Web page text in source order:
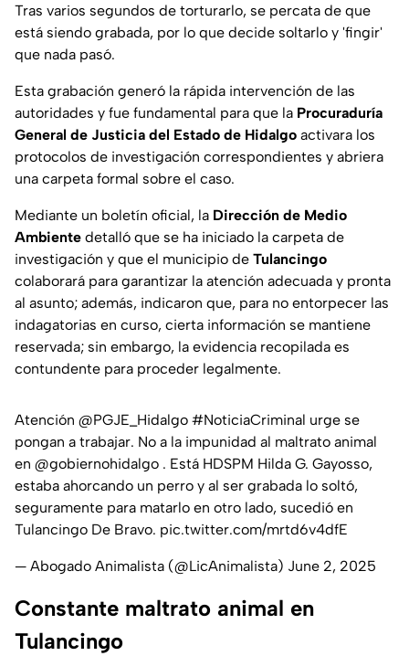
Tras varios segundos de torturarlo, se percata de que
está siendo grabada, por lo que decide soltarlo y 'fingir'
que nada pasó.
Esta grabación generó la rápida intervención de las
autoridades y fue fundamental para que la Procuraduría
General de Justicia del Estado de Hidalgo activara los
protocolos de investigación correspondientes y abriera
una carpeta formal sobre el caso.
Mediante un boletín oficial, la Dirección de Medio
Ambiente detalló que se ha iniciado la carpeta de
investigación y que el municipio de Tulancingo
colaborará para garantizar la atención adecuada y pronta
al asunto; además, indicaron que, para no entorpecer las
indagatorias en curso, cierta información se mantiene
reservada; sin embargo, la evidencia recopilada es
contundente para proceder legalmente.
Atención @PGJE_Hidalgo #NoticiaCriminal urge se
pongan a trabajar. No a la impunidad al maltrato animal
en @gobiernohidalgo . Está HDSPM Hilda G. Gayosso,
estaba ahorcando un perro y al ser grabada lo soltó,
seguramente para matarlo en otro lado, sucedió en
Tulancingo De Bravo. pic.twitter.com/mrtd6v4dfE
— Abogado Animalista (@LicAnimalista) June 2, 2025
Constante maltrato animal en
Tulancingo